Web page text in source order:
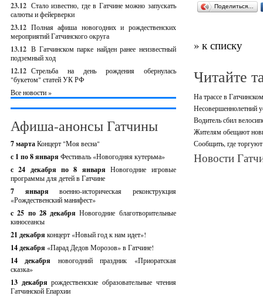
23.12 Стало известно, где в Гатчине можно запускать
салюты и фейерверки
23.12 Полная афиша новогодних и рождественских
мероприятий Гатчинского округа
13.12 В Гатчинском парке найден ранее неизвестный
подземный ход
12.12 Стрельба на день рождения обернулась
"букетом" статей УК РФ
Все новости »
Афиша-анонсы Гатчины
7 мартаКонцерт "Моя весна"
с 1 по 8 января Фестиваль «Новогодняя кутерьма»
с 24 декабря по 8 январяНовогодние игровые
программы для детей в Гатчине
7 январявоенно-историческая реконструкция
«Рождественский манифест»
c 25 по 28 декабряНовогодние благотворительные
киносеансы
21 декабря концерт «Новый год к нам идет»!
14 декабря «Парад Дедов Морозов» в Гатчине!
14 декабря новогодний праздник «Приоратская
сказка»
13 декабрярождественские образовательные чтения
Гатчинской Епархии
Поделиться…
» к списку
Читайте
На трассе в
Несовершеннолетний
Водитель сбил
Жителям обещают
Сообщить, где
Новости